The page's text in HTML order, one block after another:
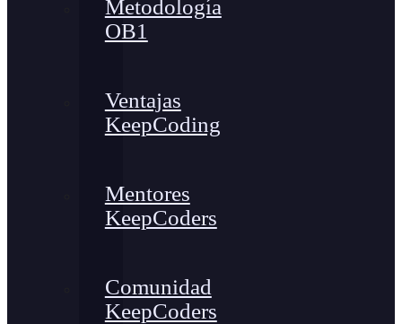
Metodología
OB1
Ventajas
KeepCoding
Mentores
KeepCoders
Comunidad
KeepCoders